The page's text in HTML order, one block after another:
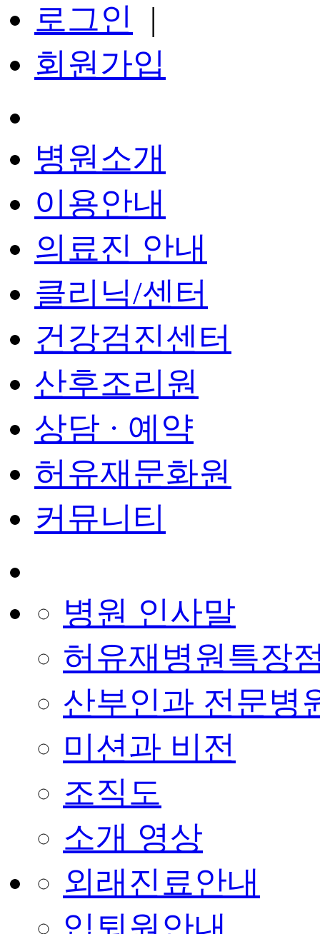
로그인
|
회원가입
병원소개
이용안내
의료진 안내
클리닉/센터
건강검진센터
산후조리원
상담 · 예약
허유재문화원
커뮤니티
병원 인사말
허유재병원특장
산부인과 전문병
미션과 비전
조직도
소개 영상
외래진료안내